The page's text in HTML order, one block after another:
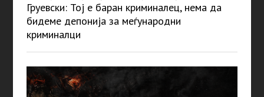
Груевски: Тој е баран криминалец, нема да
бидеме депонија за меѓународни
криминалци